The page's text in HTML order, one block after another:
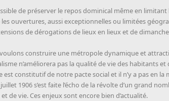
de préserver le repos dominical même en
ouvertures, aussi exceptionnelles ou limitées
de dérogations de lieux en lieux et de
construire une métropole dynamique et
n’améliorera pas la qualité de vie des habitants
constitutif de notre pacte social et il n’y a pas en
1906 s’est faite l’écho de la révolte d’un grand
de vie. Ces enjeux sont encore bien d’actualité.